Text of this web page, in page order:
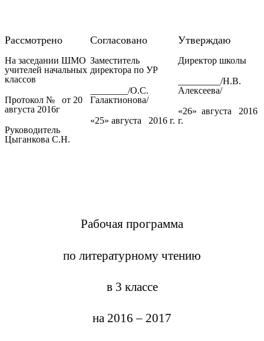
Рассмотрено
На заседании ШМО
учителей начальных
классов
Протокол № от 20
августа 2016г
Руководитель
Цыганкова С.Н.
Согласовано
Заместитель
директора по УР
________/О.С.
Галактионова/
«25» августа 2016 г.
Утверждаю
Директор школы
_________/Н.В.
Алексеева/
«26» августа 2016
г.
Рабочая программа
по литературному чтению
в 3 классе
на 2016 – 2017